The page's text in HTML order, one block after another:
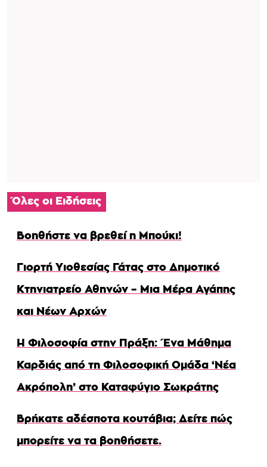
Όλες οι Ειδήσεις
Βοηθήστε να βρεθεί η Μπούκι!
Γιορτή Υιοθεσίας Γάτας στο Δημοτικό
Κτηνιατρείο Αθηνών – Μια Μέρα Αγάπης
και Νέων Αρχών
Η Φιλοσοφία στην Πράξη: Ένα Μάθημα
Καρδιάς από τη Φιλοσοφική Ομάδα ‘Νέα
Ακρόπολη’ στο Καταφύγιο Σωκράτης
Βρήκατε αδέσποτα κουτάβια; Δείτε πώς
μπορείτε να τα βοηθήσετε.